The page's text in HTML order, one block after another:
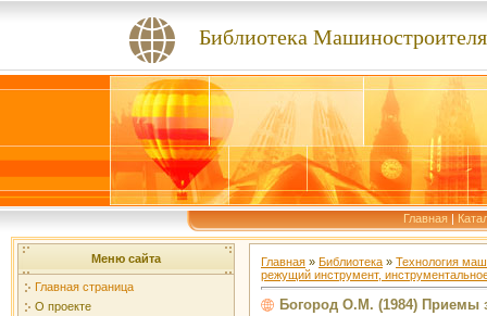
Библиотека Машиностроителя
Главная |
Меню сайта
Главная страница
О проекте
Главная » Библиотека » Технология
режущий инструмент,
Богород О.М. (1984) Приемы